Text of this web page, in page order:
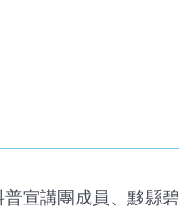
宣講團成員、黟縣碧